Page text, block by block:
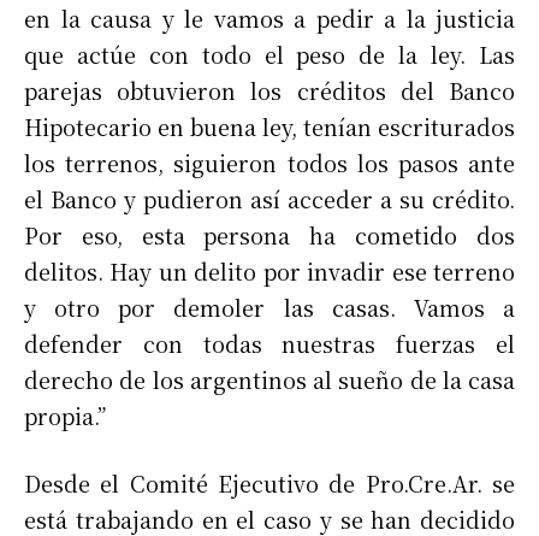
en la causa y le vamos a pedir a la justicia
que actúe con todo el peso de la ley. Las
parejas obtuvieron los créditos del Banco
Hipotecario en buena ley, tenían escriturados
los terrenos, siguieron todos los pasos ante
el Banco y pudieron así acceder a su crédito.
Por eso, esta persona ha cometido dos
delitos. Hay un delito por invadir ese terreno
y otro por demoler las casas. Vamos a
defender con todas nuestras fuerzas el
derecho de los argentinos al sueño de la casa
propia.”
Desde el Comité Ejecutivo de Pro.Cre.Ar. se
está trabajando en el caso y se han decidido